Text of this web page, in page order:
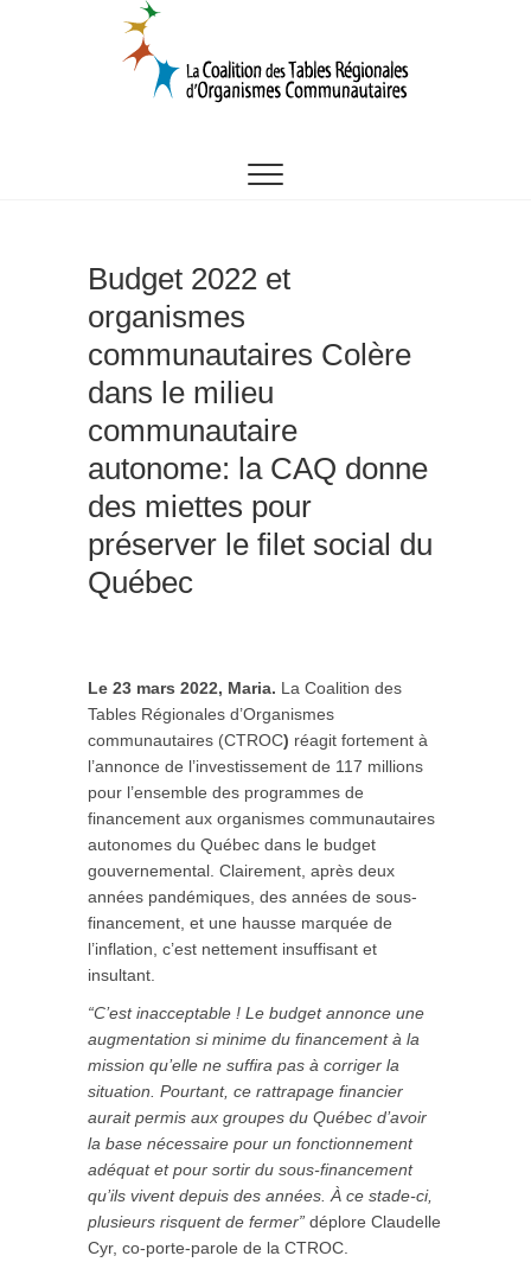
Budget 2022 et
organismes
communautaires Colère
dans le milieu
communautaire
autonome: la CAQ donne
des miettes pour
préserver le filet social du
Québec
Le 23 mars 2022, Maria. La Coalition des
Tables Régionales d’Organismes
communautaires (CTROC) réagit fortement à
l’annonce de l’investissement de 117 millions
pour l’ensemble des programmes de
financement aux organismes communautaires
autonomes du Québec dans le budget
gouvernemental. Clairement, après deux
années pandémiques, des années de sous-
financement, et une hausse marquée de
l’inflation, c’est nettement insuffisant et
insultant.
“C’est inacceptable ! Le budget annonce une
augmentation si minime du financement à la
mission qu’elle ne suffira pas à corriger la
situation. Pourtant, ce rattrapage financier
aurait permis aux groupes du Québec d’avoir
la base nécessaire pour un fonctionnement
adéquat et pour sortir du sous-financement
qu’ils vivent depuis des années. À ce stade-ci,
plusieurs risquent de fermer” déplore Claudelle
Cyr, co-porte-parole de la CTROC.